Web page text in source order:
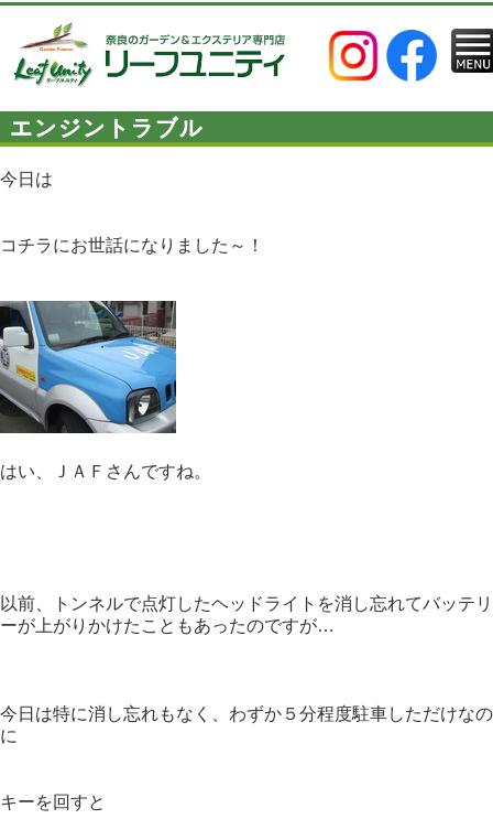
エンジントラブル
今日は
コチラにお世話になりました～！
はい、ＪＡＦさんですね。
以前、トンネルで点灯したヘッドライトを消し忘れてバッテリ
ーが上がりかけたこともあったのですが…
今日は特に消し忘れもなく、わずか５分程度駐車しただけなの
に
キーを回すと